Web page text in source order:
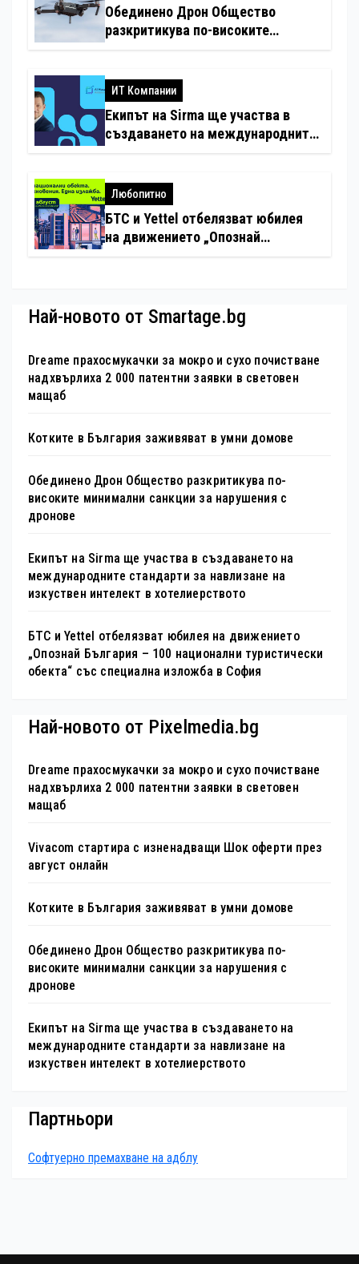
Обединено Дрон Общество
разкритикува по-високите
ИТ Компании
Екипът на Sirma ще участва в
създаването на международните
хотелиерството
Любопитно
БТС и Yettel отбелязват юбилея
на движението „Опознай
Най-новото от Smartage.bg
Dreame прахосмукачки за мокро и сухо почистване
надхвърлиха 2 000 патентни заявки в световен
мащаб
Котките в България заживяват в умни домове
Обединено Дрон Общество разкритикува по-
високите минимални санкции за нарушения с
дронове
Екипът на Sirma ще участва в създаването на
международните стандарти за навлизане на
изкуствен интелект в хотелиерството
БТС и Yettel отбелязват юбилея на движението
„Опознай България – 100 национални туристически
обекта“ със специална изложба в София
Най-новото от Pixelmedia.bg
Dreame прахосмукачки за мокро и сухо почистване
надхвърлиха 2 000 патентни заявки в световен
мащаб
Vivacom стартира с изненадващи Шок оферти през
август онлайн
Котките в България заживяват в умни домове
Обединено Дрон Общество разкритикува по-
високите минимални санкции за нарушения с
дронове
Екипът на Sirma ще участва в създаването на
международните стандарти за навлизане на
изкуствен интелект в хотелиерството
Партньори
Софтуерно премахване на адблу